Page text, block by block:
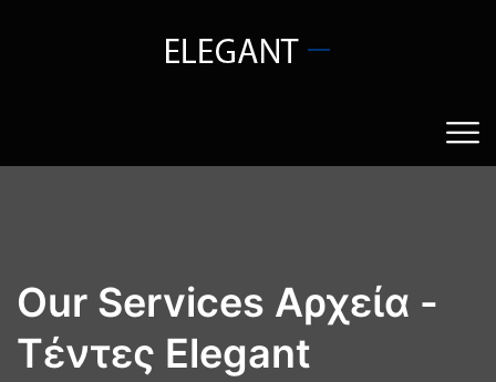
Our Services Αρχεία -
Tέντες Elegant